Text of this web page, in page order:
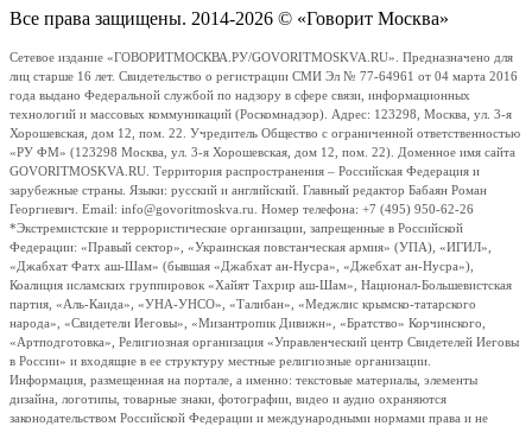
Все права защищены. 2014-2026 © «Говорит Москва»
Сетевое издание «ГОВОРИТМОСКВА.РУ/GOVORITMOSKVA.RU». Предназначено для
лиц старше 16 лет. Свидетельство о регистрации СМИ Эл № 77-64961 от 04 марта 2016
года выдано Федеральной службой по надзору в сфере связи, информационных
технологий и массовых коммуникаций (Роскомнадзор). Адрес: 123298, Москва, ул. 3-я
Хорошевская, дом 12, пом. 22. Учредитель Общество с ограниченной ответственностью
«РУ ФМ» (123298 Москва, ул. 3-я Хорошевская, дом 12, пом. 22). Доменное имя сайта
GOVORITMOSKVA.RU. Территория распространения – Российская Федерация и
зарубежные страны. Языки: русский и английский. Главный редактор Бабаян Роман
Георгиевич. Email: info@govoritmoskva.ru. Номер телефона: +7 (495) 950-62-26
*Экстремистские и террористические организации, запрещенные в Российской
Федерации: «Правый сектор», «Украинская повстанческая армия» (УПА), «ИГИЛ»,
«Джабхат Фатх аш-Шам» (бывшая «Джабхат ан-Нусра», «Джебхат ан-Нусра»),
Коалиция исламских группировок «Хайят Тахрир аш-Шам», Национал-Большевистская
партия, «Аль-Каида», «УНА-УНСО», «Талибан», «Меджлис крымско-татарского
народа», «Свидетели Иеговы», «Мизантропик Дивижн», «Братство» Корчинского,
«Артподготовка», Религиозная организация «Управленческий центр Свидетелей Иеговы
в России» и входящие в ее структуру местные религиозные организации.
Информация, размещенная на портале, а именно: текстовые материалы, элементы
дизайна, логотипы, товарные знаки, фотографии, видео и аудио охраняются
законодательством Российской Федерации и международными нормами права и не